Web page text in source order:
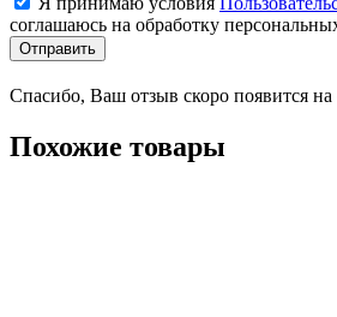
соглашаюсь на обработку
Отправить
Спасибо, Ваш отзыв скоро появится на
Похожие товары